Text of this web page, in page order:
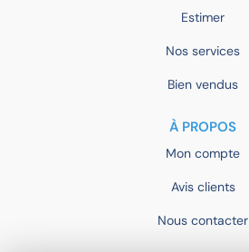
Estimer
Nos services
Bien vendus
À PROPOS
Mon compte
Avis clients
Nous contacter